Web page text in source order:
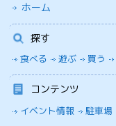
ホーム
探す
食べる 遊ぶ 買う
コンテンツ
イベント情報 駐車場